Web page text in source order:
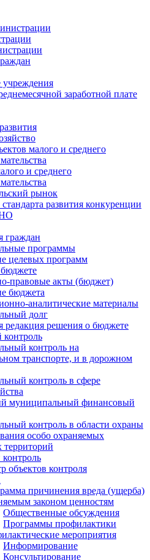
заработной плате
малого и среднего
и среднего
рынок
развития конкуренции
граждан
программы
целевых программ
правовые акты (бюджет)
бюджета
аналитические материалы
долг
редакция решения о бюджете
контроль на
транспорте, и в дорожном
контроль в сфере
муниципальный финансовый
контроль в области охраны
особо охраняемых
объектов контроля
причинения вреда (ущерба)
законом ценностям
Общественные обсуждения
Программы профилактики
мероприятия
Информирование
Консультирование